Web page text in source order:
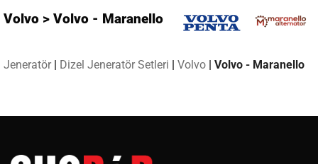
Jeneratör | Dizel Jeneratör Setleri | Volvo | Volvo - Maranello
Volvo > Volvo - Maranello